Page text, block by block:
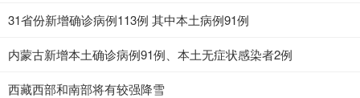
31省份新增确诊病例113例 其中本土病例91例
内蒙古新增本土确诊病例91例、本土无症状感染者2例
西藏西部和南部将有较强降雪